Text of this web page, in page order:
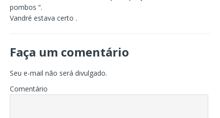
pombos “.
Vandré estava certo .
Faça um comentário
Seu e-mail não será divulgado.
Comentário